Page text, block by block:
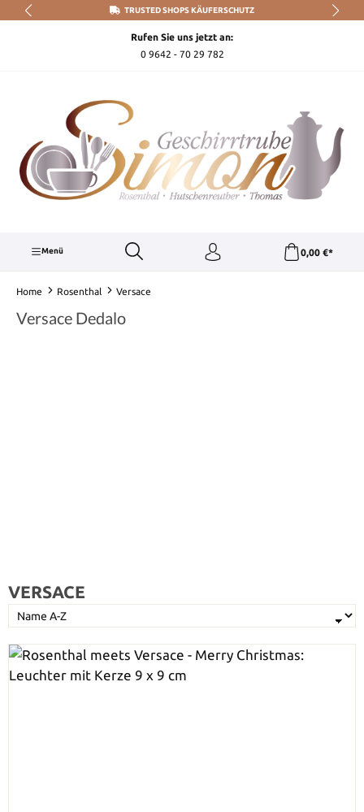
Zum Hauptinhalt springenTRUSTED SHOPS KÄUFERSCHUTZ
Rufen Sie uns jetzt an:
0 9642 - 70 29 782
Menü 0,00 €*
Home Rosenthal Versace
Versace Dedalo
VERSACE